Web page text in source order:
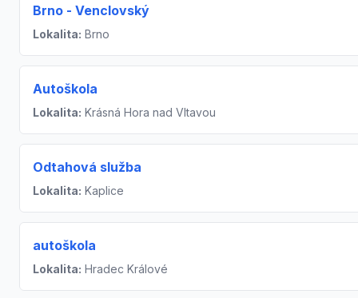
Brno - Venclovský
Lokalita: Brno
Autoškola
Lokalita: Krásná Hora nad Vltavou
Odtahová služba
Lokalita: Kaplice
autoškola
Lokalita: Hradec Králové